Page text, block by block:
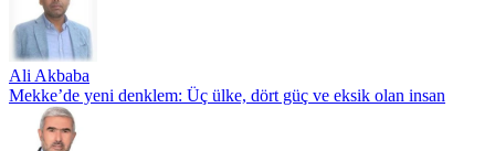
Ali Akbaba
Mekke’de yeni denklem: Üç ülke, dört güç ve eksik olan insan